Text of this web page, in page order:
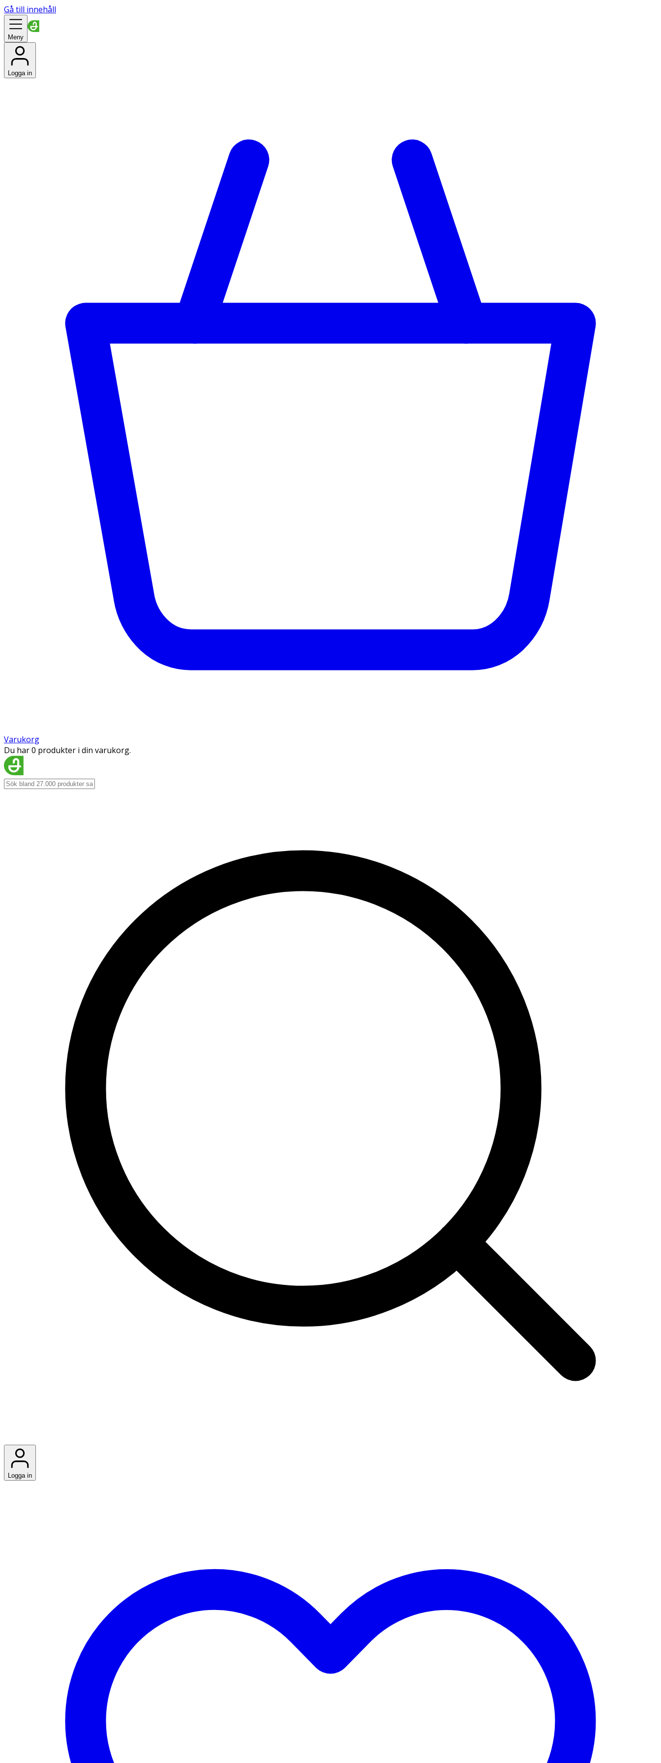
Gå till innehåll
Meny
Logga in
Varukorg
Du har 0 produkter i din varukorg.
Logga in